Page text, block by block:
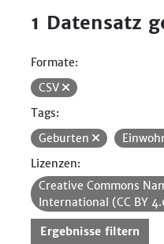
1 Datensatz
Formate:
CSV
Tags:
Geburten
Lizenzen:
Creative Commons
International (CC BY
Ergebnisse filtern